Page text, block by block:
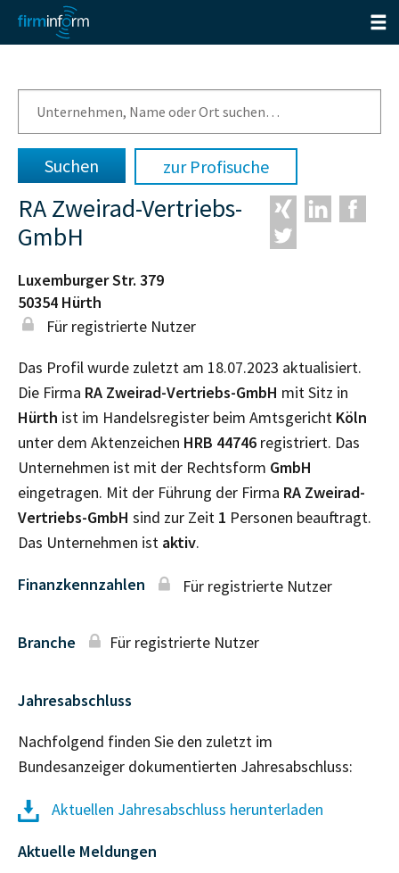
zur Profisuche
RA Zweirad-Vertriebs-
GmbH
Luxemburger Str. 379
50354 Hürth
Für registrierte Nutzer
Das Profil wurde zuletzt am 18.07.2023 aktualisiert.
Die Firma RA Zweirad-Vertriebs-GmbH mit Sitz in
Hürth ist im Handelsregister beim Amtsgericht Köln
unter dem Aktenzeichen HRB 44746 registriert. Das
Unternehmen ist mit der Rechtsform GmbH
eingetragen. Mit der Führung der Firma RA Zweirad-
Vertriebs-GmbH sind zur Zeit 1 Personen beauftragt.
Das Unternehmen ist aktiv.
Finanzkennzahlen Für registrierte Nutzer
Branche Für registrierte Nutzer
Jahresabschluss
Nachfolgend finden Sie den zuletzt im
Bundesanzeiger dokumentierten Jahresabschluss:
Aktuellen Jahresabschluss herunterladen
Aktuelle Meldungen